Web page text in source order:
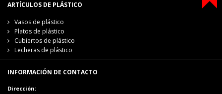
ARTÍCULOS DE PLÁSTICO
Vasos de plástico
Platos de plástico
Cubiertos de plástico
Lecheras de plástico
INFORMACIÓN DE CONTACTO
Dirección: